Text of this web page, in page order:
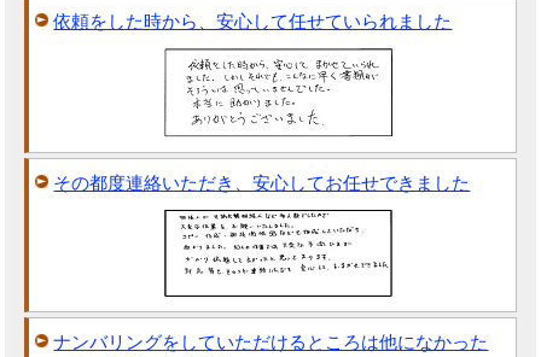
依頼をした時から、安心して任せていられました
その都度連絡いただき、安心してお任せできました
ナンバリングをしていただけるところは他になかった